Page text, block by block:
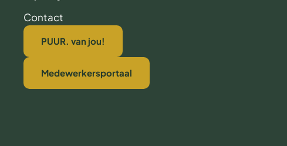
Contact
PUUR. van jou!
Medewerkersportaal